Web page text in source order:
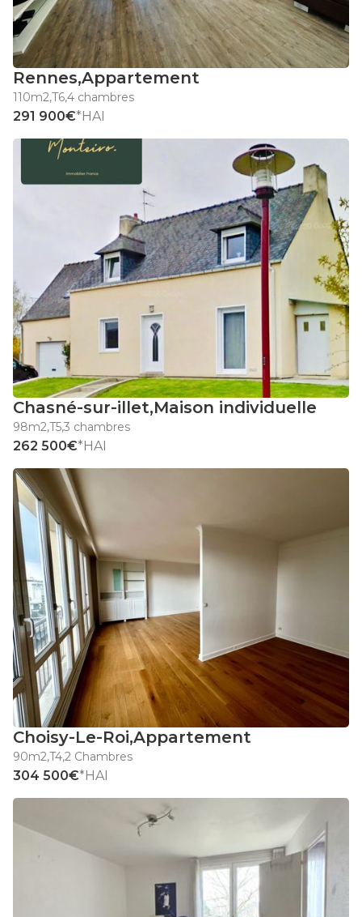
Rennes,Appartement
110m2,T6,4 chambres
291 900€*HAI
Chasné-sur-illet,Maison individuelle
98m2,T5,3 chambres
262 500€*HAI
Choisy-Le-Roi,Appartement
90m2,T4,2 Chambres
304 500€*HAI